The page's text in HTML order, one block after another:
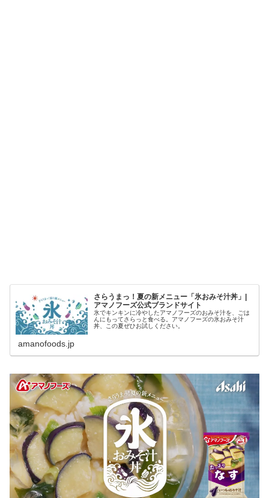
さらうまっ！夏の新メニュー「氷おみそ汁丼」|
アマノフーズ公式ブランドサイト
氷でキンキンに冷やしたアマノフーズのおみそ汁を、ごは
んにもってさらっと食べる。アマノフーズの氷おみそ汁
丼、この夏ぜひお試しください。
amanofoods.jp